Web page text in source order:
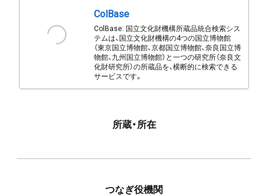
ColBase
ColBase: 国立文化財機構所蔵品統合検索シス
テムは、国立文化財機構の4つの国立博物館
（東京国立博物館、京都国立博物館、奈良国立博
物館、九州国立博物館）と一つの研究所（奈良文
化財研究所）の所蔵品を、横断的に検索できる
サービスです。
所蔵・所在
つなぎ役機関